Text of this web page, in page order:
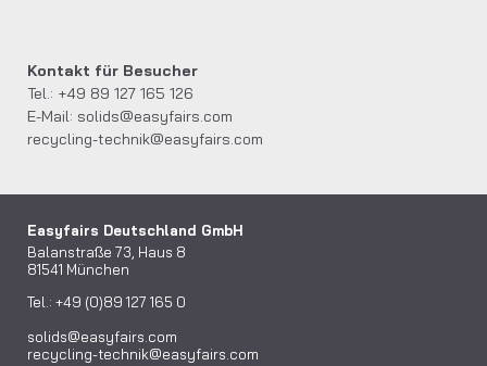
Kontakt für Besucher
Tel.: +49 89 127 165 126
E-Mail: solids@easyfairs.com
recycling-technik@easyfairs.com
Easyfairs Deutschland GmbH
Balanstraße 73, Haus 8
81541 München
Tel.: +49 (0)89 127 165 0
solids@easyfairs.com
recycling-technik@easyfairs.com